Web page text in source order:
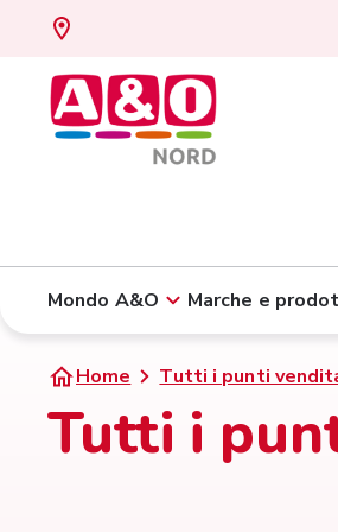
Mondo A&O Marche e
Home Tutti i punti
Tutti i